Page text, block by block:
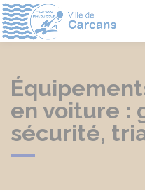
en voiture :
sécurité,